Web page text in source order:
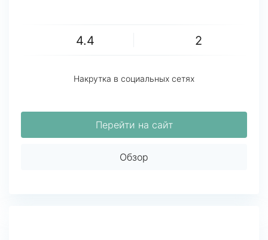
4.4 2
Накрутка в социальных сетях
Перейти на сайт
Обзор